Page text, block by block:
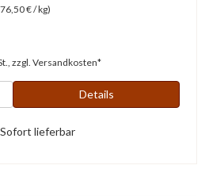
€ / kg)
zzgl. Versandkosten*
Details
Sofort lieferbar